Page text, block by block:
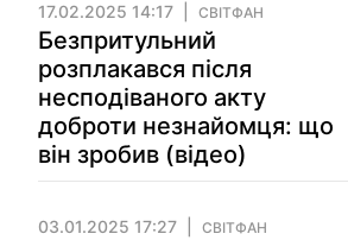
17.02.2025 14:17 СВІТФАН
Безпритульний
розплакався після
несподіваного акту
доброти незнайомця: що
він зробив (відео)
03.01.2025 17:27 СВІТФАН